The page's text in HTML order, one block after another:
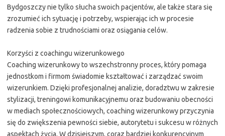
Bydgoszczy nie tylko słucha swoich pacjentów, ale także stara się
zrozumieć ich sytuację i potrzeby, wspierając ich w procesie
radzenia sobie z trudnościami oraz osiągania celów.
Korzyści z coachingu wizerunkowego
Coaching wizerunkowy to wszechstronny proces, który pomaga
jednostkom i firmom świadomie kształtować i zarządzać swoim
wizerunkiem. Dzięki profesjonalnej analizie, doradztwu w zakresie
stylizacji, treningowi komunikacyjnemu oraz budowaniu obecności
w mediach społecznościowych, coaching wizerunkowy przyczynia
się do zwiększenia pewności siebie, autorytetu i sukcesu w różnych
aspektach życia. W dzisiejszym, coraz bardziej konkurencyjnym